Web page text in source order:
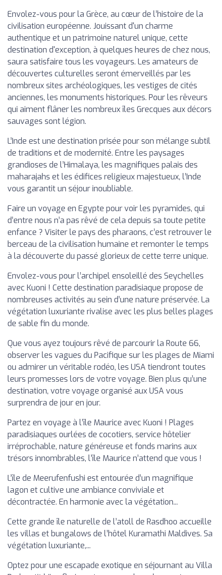
Envolez-vous pour la Grèce, au cœur de l’histoire de la
civilisation européenne. Jouissant d'un charme
authentique et un patrimoine naturel unique, cette
destination d'exception, à quelques heures de chez nous,
saura satisfaire tous les voyageurs. Les amateurs de
découvertes culturelles seront émerveillés par les
nombreux sites archéologiques, les vestiges de cités
anciennes, les monuments historiques. Pour les rêveurs
qui aiment flâner les nombreux îles Grecques aux décors
sauvages sont légion.
L’Inde est une destination prisée pour son mélange subtil
de traditions et de modernité. Entre les paysages
grandioses de l’Himalaya, les magnifiques palais des
maharajahs et les édifices religieux majestueux, l’Inde
vous garantit un séjour inoubliable.
Faire un voyage en Egypte pour voir les pyramides, qui
d’entre nous n’a pas rêvé de cela depuis sa toute petite
enfance ? Visiter le pays des pharaons, c’est retrouver le
berceau de la civilisation humaine et remonter le temps
à la découverte du passé glorieux de cette terre unique.
Envolez-vous pour l’archipel ensoleillé des Seychelles
avec Kuoni ! Cette destination paradisiaque propose de
nombreuses activités au sein d’une nature préservée. La
végétation luxuriante rivalise avec les plus belles plages
de sable fin du monde.
Que vous ayez toujours rêvé de parcourir la Route 66,
observer les vagues du Pacifique sur les plages de Miami
ou admirer un véritable rodéo, les USA tiendront toutes
leurs promesses lors de votre voyage. Bien plus qu’une
destination, votre voyage organisé aux USA vous
surprendra de jour en jour.
Partez en voyage à l’île Maurice avec Kuoni ! Plages
paradisiaques ourlées de cocotiers, service hôtelier
irréprochable, nature généreuse et fonds marins aux
trésors innombrables, l’île Maurice n’attend que vous !
L’île de Meerufenfushi est entourée d’un magnifique
lagon et cultive une ambiance conviviale et
décontractée. En harmonie avec la végétation...
Cette grande île naturelle de l’atoll de Rasdhoo accueille
les villas et bungalows de l’hôtel Kuramathi Maldives. Sa
végétation luxuriante,...
Optez pour une escapade exotique en séjournant au Villa